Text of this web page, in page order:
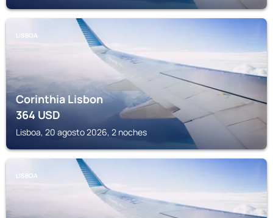
LISBOA
Corinthia Lisbon
364USD
Lisboa, 20 agosto 2026, 2 noches
LISBOA